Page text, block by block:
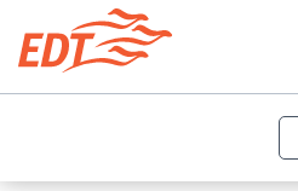
contenuto
principale